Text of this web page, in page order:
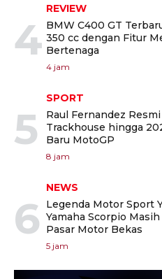
4
REVIEW
BMW C400 GT
350 cc dengan Fitur
Bertenaga
4 jam
5
SPORT
Raul Fernandez
Trackhouse hingga
Baru MotoGP
8 jam
6
NEWS
Legenda Motor Sport
Yamaha Scorpio
Pasar Motor Bekas
5 jam